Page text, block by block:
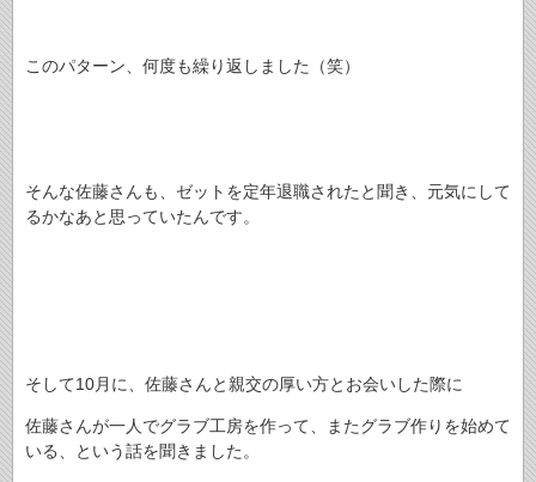
このパターン、何度も繰り返しました（笑）
そんな佐藤さんも、ゼットを定年退職されたと聞き、元気にして
るかなあと思っていたんです。
そして10月に、佐藤さんと親交の厚い方とお会いした際に
佐藤さんが一人でグラブ工房を作って、またグラブ作りを始めて
いる、という話を聞きました。